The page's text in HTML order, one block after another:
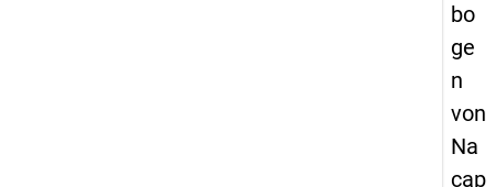
bo
ge
n
von
Na
cap